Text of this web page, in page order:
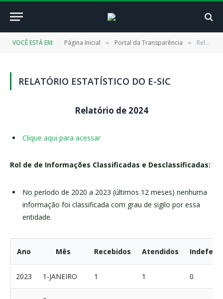
VOCÊ ESTÁ EM: Página Inicial » Portal da Transparência » Relatório Estatístico do e-SIC
RELATÓRIO ESTATÍSTICO DO E-SIC
Relatório de 2024
Clique aqui para acessar
Rol de de Informações Classificadas e Desclassificadas:
No período de 2020 a 2023 (últimos 12 meses) nenhuma
informação foi classificada com grau de sigilo por essa
entidade.
Ano Mês Recebidos Atendidos
2023 1-JANEIRO 1 1 0